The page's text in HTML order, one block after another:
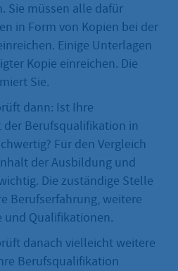
Sie müssen alle dafür
in Form von Kopien bei der
Einige Unterlagen
Kopie einreichen. Die
Sie.
dann: Ist Ihre
Berufsqualifikation in
Für den Vergleich
der Ausbildung und
Die zuständige Stelle
Berufserfahrung, weitere
und Qualifikationen.
danach vielleicht weitere
Berufsqualifikation